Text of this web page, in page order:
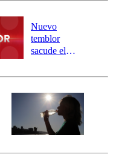
Nuevo
temblor
sacude el
revisa la
epicentro